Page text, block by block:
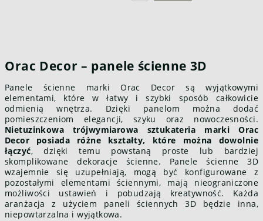
Orac Decor – panele ścienne 3D
Panele ścienne marki Orac Decor są wyjątkowymi
elementami, które w łatwy i szybki sposób całkowicie
odmienią wnętrza. Dzięki panelom można dodać
pomieszczeniom elegancji, szyku oraz nowoczesności.
Nietuzinkowa trójwymiarowa sztukateria marki Orac
Decor posiada różne kształty, które można dowolnie
łączyć, dzięki temu powstaną proste lub bardziej
skomplikowane dekoracje ścienne. Panele ścienne 3D
wzajemnie się uzupełniają, mogą być konfigurowane z
pozostałymi elementami ściennymi, mają nieograniczone
możliwości ustawień i pobudzają kreatywność. Każda
aranżacja z użyciem paneli ściennych 3D będzie inna,
niepowtarzalna i wyjątkowa.